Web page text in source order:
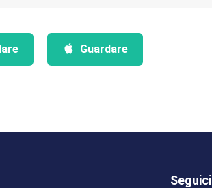
Guardare
Seguici